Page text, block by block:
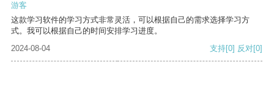
游客
这款学习软件的学习方式非常灵活，可以根据自己的需求选择学习方
式。我可以根据自己的时间安排学习进度。
2024-08-04
支持[0] 反对[0]